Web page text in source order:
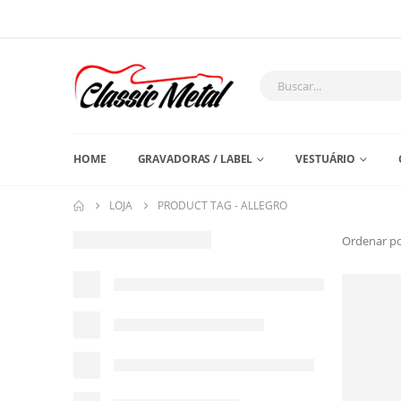
HOME GRAVADORAS / LABEL VESTUÁRIO
LOJA PRODUCT TAG -ALLEGRO
Ordenar